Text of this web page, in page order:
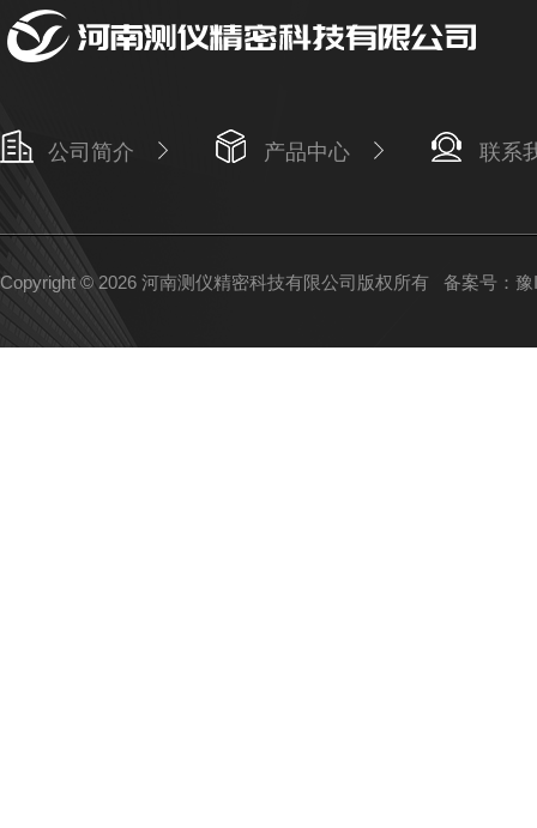
公司简介 产品中心 联系
Copyright © 2026 河南测仪精密科技有限公司版权所有 备案号：